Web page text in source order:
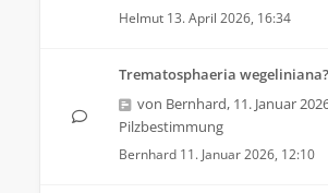
Helmut 13. April 2026, 16:34
Trematosphaeria wegeliniana?
von Bernhard, 11. Januar
Pilzbestimmung
Bernhard 11. Januar 2026, 12:10